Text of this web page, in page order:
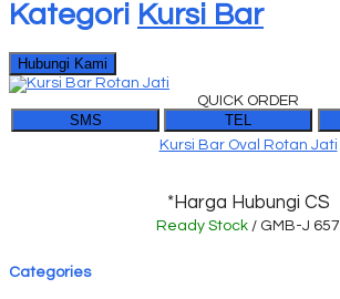
Kategori Kursi Bar
Hubungi Kami
QUICK ORDER
SMS TEL
Kursi Bar Oval Rotan Jati
*Harga Hubungi CS
Ready Stock / GMB-J 657
Categories